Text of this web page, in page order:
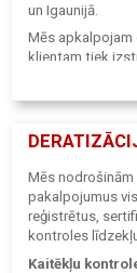
un Igaunijā.
Mēs apkalpojam
klientam tiek
kas precīzi
Mēs
pakalpojumus
reģistrētus,
kontroles
Kaitēkļu